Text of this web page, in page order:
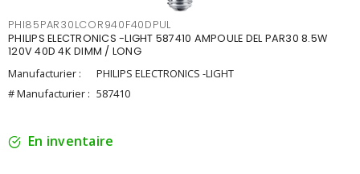
PHI85PAR30LCOR940F40DPUL
PHILIPS ELECTRONICS -LIGHT 587410 AMPOULE DEL PAR30 8.5W
120V 40D 4K DIMM / LONG
Manufacturier :
PHILIPS ELECTRONICS -LIGHT
# Manufacturier : 587410
En inventaire